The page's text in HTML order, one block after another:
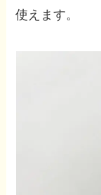
使えます。